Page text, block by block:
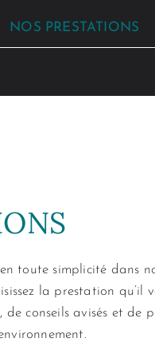
NOS PRESTATIONS
toute simplicité dans
la prestation qu’il
conseils avisés et de